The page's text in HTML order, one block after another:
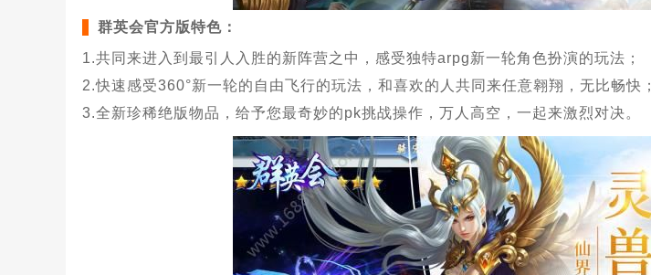
群英会官方版特色：
1.共同来进入到最引人入胜的新阵营之中，感受独特arpg新一轮角色扮演的玩法；
2.快速感受360°新一轮的自由飞行的玩法，和喜欢的人共同来任意翱翔，无比畅快；
3.全新珍稀绝版物品，给予您最奇妙的pk挑战操作，万人高空，一起来激烈对决。